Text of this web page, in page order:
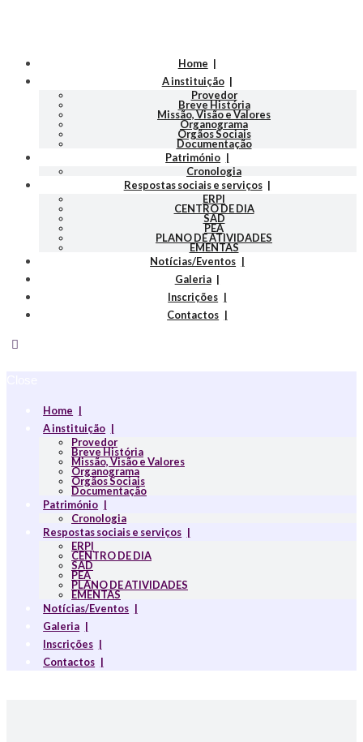
Home
A instituição
Provedor
Breve História
Missão, Visão e Valores
Organograma
Orgãos Sociais
Documentação
Património
Cronologia
Respostas sociais e serviços
ERPI
CENTRO DE DIA
SAD
PEA
PLANO DE ATIVIDADES
EMENTAS
Notícias/Eventos
Galeria
Inscrições
Contactos
Home
A instituição
Provedor
Breve História
Missão, Visão e Valores
Organograma
Orgãos Sociais
Documentação
Património
Cronologia
Respostas sociais e serviços
ERPI
CENTRO DE DIA
SAD
PEA
PLANO DE ATIVIDADES
EMENTAS
Notícias/Eventos
Galeria
Inscrições
Contactos